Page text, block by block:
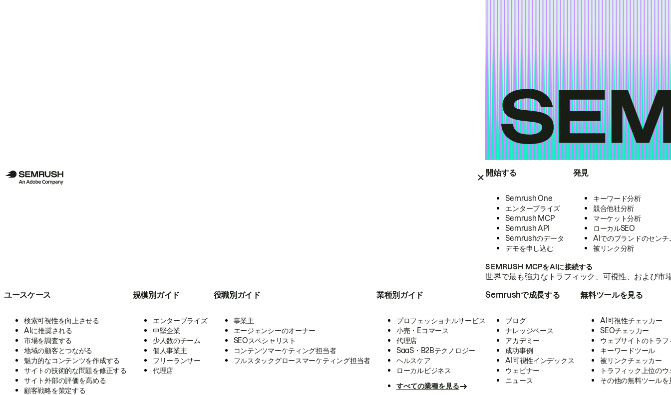
開始する
Semrush One
エンタープライズ
Semrush MCP
Semrush API
Semrushのデータ
デモを申し込む
発見
キーワード分析
競合他社分析
マーケット分析
ローカルSEO
AIでのブランドのセンチ
被リンク分析
SEMRUSH MCPをAIに接続する
世界で最も強力なトラフィック、可視性、および
ユースケース
検索可視性を向上させる
AIに推奨される
市場を調査する
地域の顧客とつながる
魅力的なコンテンツを作成する
サイトの技術的な問題を修正する
サイト外部の評価を高める
顧客戦略を策定する
規模別ガイド
エンタープライズ
中堅企業
少人数のチーム
個人事業主
フリーランサー
代理店
役職別ガイド
事業主
エージェンシーのオーナー
SEOスペシャリスト
コンテンツマーケティング担当者
フルスタックグロースマーケティング担当者
業種別ガイド
プロフェッショナルサービス
小売・Eコマース
代理店
SaaS・B2Bテクノロジー
ヘルスケア
ローカルビジネス
すべての業種を見る
Semrushで成長する
ブログ
ナレッジベース
アカデミー
成功事例
AI可視性インデックス
ウェビナー
ニュース
無料ツールを見る
AI可視性チェッカー
SEOチェッカー
ウェブサイトのトラ
キーワードツール
被リンクチェッカー
トラフィック上位の
その他の無料ツールを